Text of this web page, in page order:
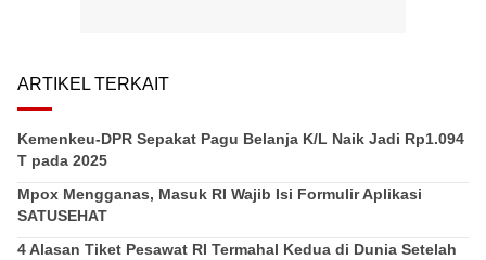
ARTIKEL TERKAIT
Kemenkeu-DPR Sepakat Pagu Belanja K/L Naik Jadi Rp1.094
T pada 2025
Mpox Mengganas, Masuk RI Wajib Isi Formulir Aplikasi
SATUSEHAT
4 Alasan Tiket Pesawat RI Termahal Kedua di Dunia Setelah